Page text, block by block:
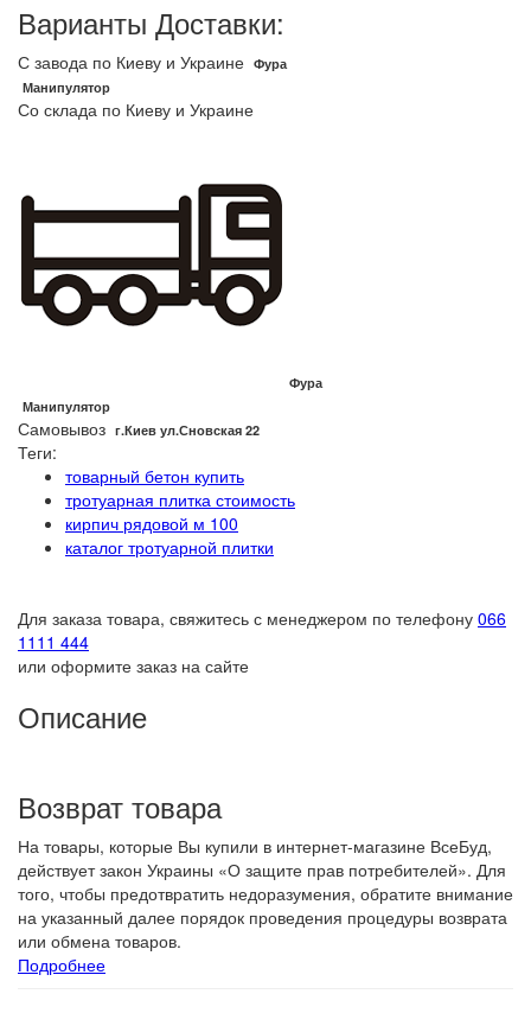
Варианты Доставки:
С завода по Киеву и Украине Фура
Манипулятор
Со склада по Киеву и Украине
Фура
Манипулятор
Самовывоз г.Киев ул.Сновская 22
Теги:
товарный бетон купить
тротуарная плитка стоимость
кирпич рядовой м 100
каталог тротуарной плитки
Для заказа товара, свяжитесь с менеджером по телефону 066
1111 444
или оформите заказ на сайте
Описание
Возврат товара
На товары, которые Вы купили в интернет-магазине ВсеБуд,
действует закон Украины «О защите прав потребителей». Для
того, чтобы предотвратить недоразумения, обратите внимание
на указанный далее порядок проведения процедуры возврата
или обмена товаров.
Подробнее